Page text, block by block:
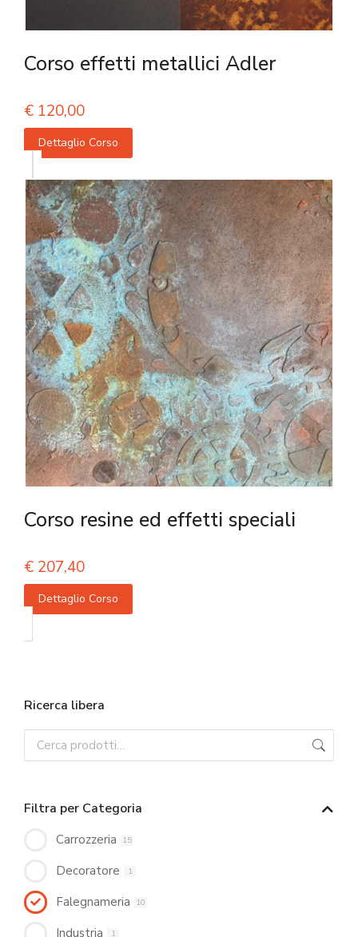
Corso effetti metallici Adler
€ 120,00
Dettaglio Corso
Corso resine ed effetti speciali
€ 207,40
Dettaglio Corso
Ricerca libera
Filtra per Categoria
Carrozzeria 15
Decoratore 1
Falegnameria 10
Industria 1